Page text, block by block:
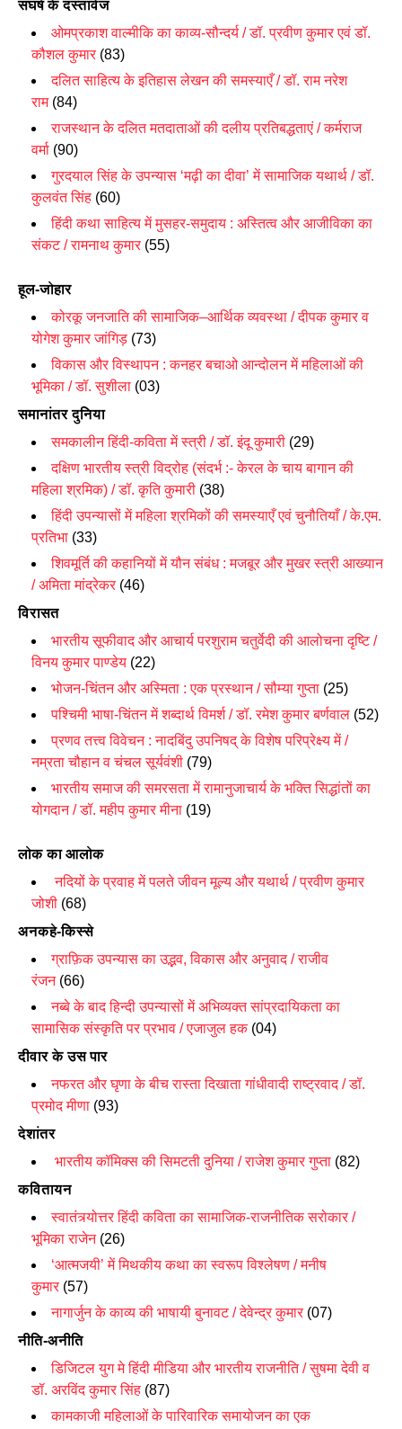
संघर्ष के दस्तावेज
ओमप्रकाश वाल्मीकि का काव्य-सौन्दर्य / डॉ. प्रवीण कुमार एवं डॉ.
कौशल कुमार (83)
दलित साहित्य के इतिहास लेखन की समस्याएँ / डॉ. राम नरेश
राम(84)
राजस्थान के दलित मतदाताओं की दलीय प्रतिबद्धताएं / कर्मराज
वर्मा (90)
गुरदयाल सिंह के उपन्यास ‘मढ़ी का दीवा’में सामाजिक यथार्थ / डॉ.
कुलवंत सिंह (60)
हिंदी कथा साहित्य में मुसहर-समुदाय : अस्तित्व और आजीविका का
संकट / रामनाथ कुमार (55)
हूल-जोहार
कोरकू जनजाति की सामाजिक–आर्थिक व्यवस्था / दीपक कुमार व
योगेश कुमार जांगिड़ (73)
विकास और विस्थापन : कनहर बचाओ आन्दोलन में महिलाओं की
भूमिका / डॉ. सुशीला (03)
समानांतर दुनिया
समकालीन हिंदी-कविता में स्त्री / डॉ. इंदू कुमारी (29)
दक्षिण भारतीय स्त्री विद्रोह (संदर्भ :- केरल के चाय बागान की
महिला श्रमिक) / डॉ. कृति कुमारी (38)
हिंदी उपन्यासों में महिला श्रमिकों की समस्याएँ एवं चुनौतियाँ / के.एम.
प्रतिभा (33)
शिवमूर्ति की कहानियों में यौन संबंध : मजबूर और मुखर स्त्री आख्यान
/ अमिता मांद्रेकर (46)
विरासत
भारतीय सूफीवाद और आचार्य परशुराम चतुर्वेदी की आलोचना दृष्टि /
विनय कुमार पाण्डेय (22)
भोजन-चिंतन और अस्मिता : एक प्रस्थान / सौम्या गुप्ता (25)
पश्चिमी भाषा-चिंतन में शब्दार्थ विमर्श / डॉ. रमेश कुमार बर्णवाल (52)
प्रणव तत्त्व विवेचन : नादबिंदु उपनिषद् के विशेष परिप्रेक्ष्य में /
नम्रता चौहान व चंचल सूर्यवंशी (79)
भारतीयसमाज की समरसता में रामानुजाचार्य के भक्ति सिद्धांतों का
योगदान / डॉ.महीप कुमार मीना (19)
लोक का आलोक
नदियों के प्रवाह में पलते जीवन मूल्य और यथार्थ /प्रवीण कुमार
जोशी (68)
अनकहे-किस्से
ग्राफ़िक उपन्यास का उद्भव,विकास और अनुवाद / राजीव
रंजन(66)
नब्बे के बाद हिन्दी उपन्यासों में अभिव्यक्त सांप्रदायिकता का
सामासिक संस्कृति पर प्रभाव / एजाजुल हक(04)
दीवार के उस पार
नफरत और घृणा के बीच रास्‍ता दिखाता गांधीवादी राष्‍ट्रवाद / डॉ.
प्रमोद मीणा (93)
देशांतर
भारतीय कॉमिक्स की सिमटती दुनिया /राजेश कुमार गुप्ता (82)
कवितायन
स्वातंत्र्योत्तर हिंदी कविता का सामाजिक-राजनीतिक सरोकार /
भूमिका राजेन(26)
‘आत्मजयी’में मिथकीय कथा का स्वरूप विश्लेषण / मनीष
कुमार (57)
नागार्जुन के काव्य की भाषायी बुनावट / देवेन्द्र कुमार (07)
नीति-अनीति
डिजिटल युग मे हिंदी मीडिया और भारतीय राजनीति / सुषमा देवी व
डॉ. अरविंद कुमार सिंह (87)
कामकाजी महिलाओं के पारिवारिक समायोजन का एक